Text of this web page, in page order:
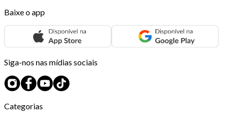
Baixe o app
Siga-nos nas mídias sociais
Categorias